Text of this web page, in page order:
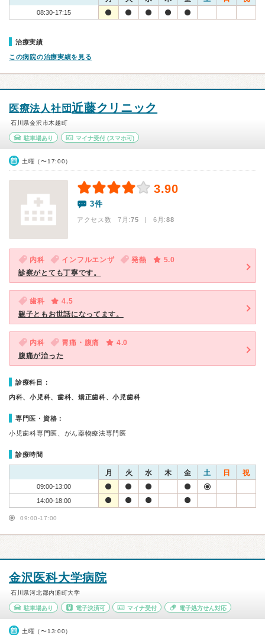
08:30-17:15
治療実績
この病院の治療実績を見る
医療法人社団近藤クリニック
石川県金沢市木越町
駐車場あり マイナ受付(スマホ可)
土曜（〜17:00）
3.90
3件
アクセス数 7月:75 | 6月:88
内科 インフルエンザ 発熱
5.0
診察がとても丁寧です。
歯科
4.5
親子ともお世話になってます。
内科 胃痛・腹痛
4.0
腹痛が治った
診療科目：
内科、小児科、歯科、矯正歯科、小児歯科
専門医・資格：
小児歯科専門医、がん薬物療法専門医
診療時間
月 火 水 木 金 土 日 祝
09:00-13:00
14:00-18:00
09:00-17:00
金沢医科大学病院
石川県河北郡内灘町大学
駐車場あり 電子決済可 マイナ受付 電子処方せん対応
土曜（〜13:00）